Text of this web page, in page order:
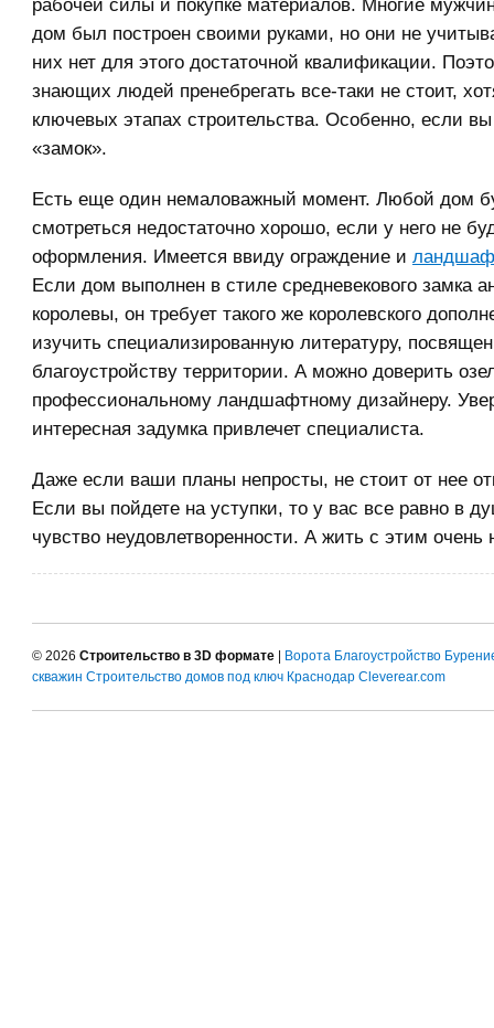
рабочей силы и покупке материалов. Многие
дом был построен своими руками, но они не
них нет для этого достаточной квалификации.
знающих людей пренебрегать все-таки не стоит,
ключевых этапах строительства. Особенно, если
«замок».
Есть еще один немаловажный момент. Любой дом
смотреться недостаточно хорошо, если у него не
оформления. Имеется ввиду ограждение и
Если дом выполнен в стиле средневекового замка
королевы, он требует такого же королевского
изучить специализированную литературу,
благоустройству территории. А можно доверить
профессиональному ландшафтному дизайнеру.
интересная задумка привлечет специалиста.
Даже если ваши планы непросты, не стоит от нее
Если вы пойдете на уступки, то у вас все равно в
чувство неудовлетворенности. А жить с этим очень
© 2026 Строительство в 3D формате | Ворота Благоустройство
скважин Строительство домов под ключ Краснодар Cleverear.com